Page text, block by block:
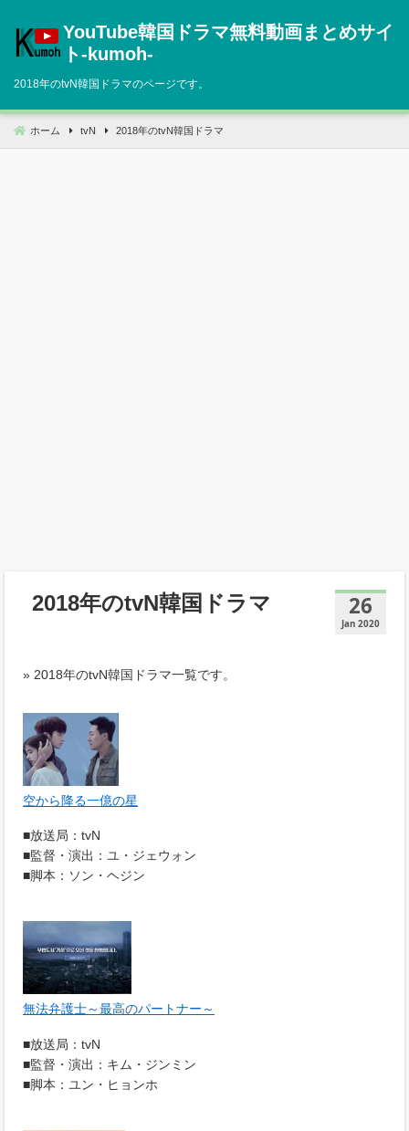
へ
動
YouTube韓国ドラマ無料動画まとめサイ
ト‐kumoh‐
2018年のtvN韓国ドラマのページです。
ホーム tvN 2018年のtvN韓国ドラマ
26
Jan 2020
2018年のtvN韓国ドラマ
» 2018年のtvN韓国ドラマ一覧です。
空から降る一億の星
■放送局：tvN
■監督・演出：ユ・ジェウォン
■脚本：ソン・ヘジン
無法弁護士～最高のパートナー～
■放送局：tvN
■監督・演出：キム・ジンミン
■脚本：ユン・ヒョンホ